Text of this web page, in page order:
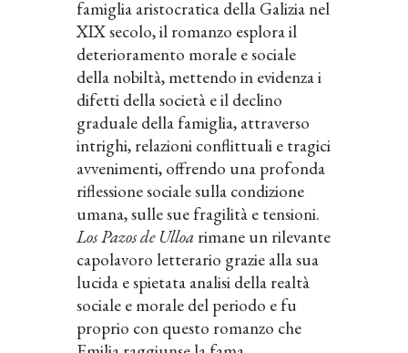
famiglia aristocratica della Galizia nel
XIX secolo, il romanzo esplora il
deterioramento morale e sociale
della nobiltà, mettendo in evidenza i
difetti della società e il declino
graduale della famiglia, attraverso
intrighi, relazioni conflittuali e tragici
avvenimenti, offrendo una profonda
riflessione sociale sulla condizione
umana, sulle sue fragilità e tensioni.
Los Pazos de Ulloa rimane un rilevante
capolavoro letterario grazie alla sua
lucida e spietata analisi della realtà
sociale e morale del periodo e fu
proprio con questo romanzo che